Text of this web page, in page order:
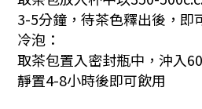
3-5分鐘，待茶色釋出後，即
冷泡：
取茶包置入密封瓶中，沖入
靜置4-8小時後即可飲用